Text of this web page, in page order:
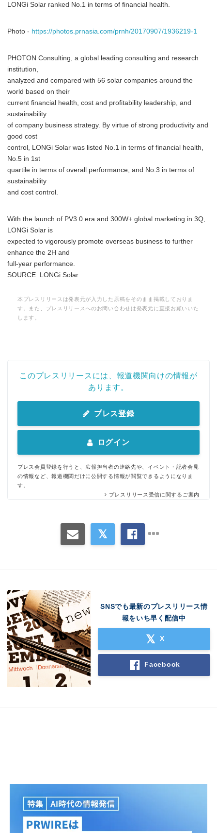
LONGi Solar ranked No.1 in terms of financial health.
Photo - https://photos.prnasia.com/prnh/20170907/1936219-1
PHOTON Consulting, a global leading consulting and research
institution,
analyzed and compared with 56 solar companies around the
world based on their
current financial health, cost and profitability leadership, and
sustainability
of company business strategy. By virtue of strong productivity and
good cost
control, LONGi Solar was listed No.1 in terms of financial health,
No.5 in 1st
quartile in terms of overall performance, and No.3 in terms of
sustainability
and cost control.
With the launch of PV3.0 era and 300W+ global marketing in 3Q,
LONGi Solar is
expected to vigorously promote overseas business to further
enhance the 2H and
full-year performance.
SOURCE LONGi Solar
本プレスリリースは発表元が入力した原稿をそのまま掲載しておりま
す。また、プレスリリースへのお問い合わせは発表元に直接お願いいた
します。
このプレスリリースには、報道機関向けの情報が
あります。
プレス登録
ログイン
プレス会員登録を行うと、広報担当者の連絡先や、イベント・記者会見
の情報など、報道機関だけに公開する情報が閲覧できるようになりま
す。
プレスリリース受信に関するご案内
SNSでも最新のプレスリリース情
報をいち早く配信中
X
Facebook